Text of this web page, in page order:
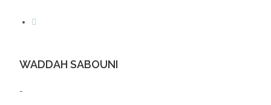
WADDAH SABOUNI
-